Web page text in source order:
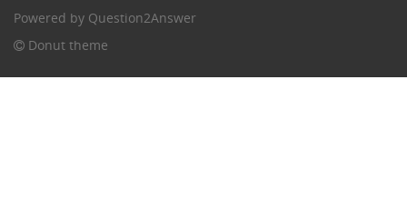
Powered by Question2Answer
Donut theme